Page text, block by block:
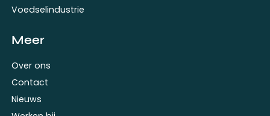
Voedselindustrie
Meer
Over ons
Contact
Nieuws